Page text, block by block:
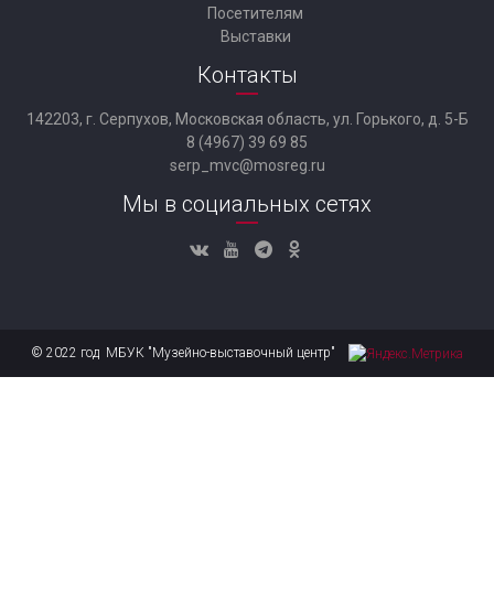
Посетителям
Выставки
Контакты
142203, г. Серпухов, Московская область, ул. Горького, д. 5-Б
8 (4967) 39 69 85
serp_mvc@mosreg.ru
Мы в социальных сетях
© 2022 год МБУК "Музейно-выставочный центр"